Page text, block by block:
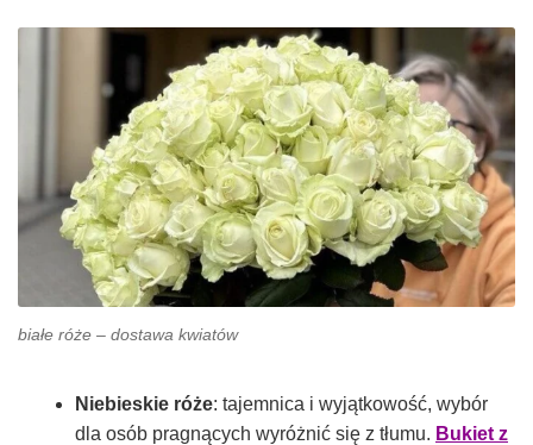
białe róże – dostawa kwiatów
Niebieskie róże: tajemnica i wyjątkowość, wybór
dla osób pragnących wyróżnić się z tłumu. Bukiet z